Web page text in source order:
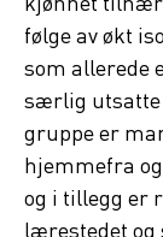
følge av økt
som allerede
særlig utsatte
gruppe er
hjemmefra
og i tillegg er